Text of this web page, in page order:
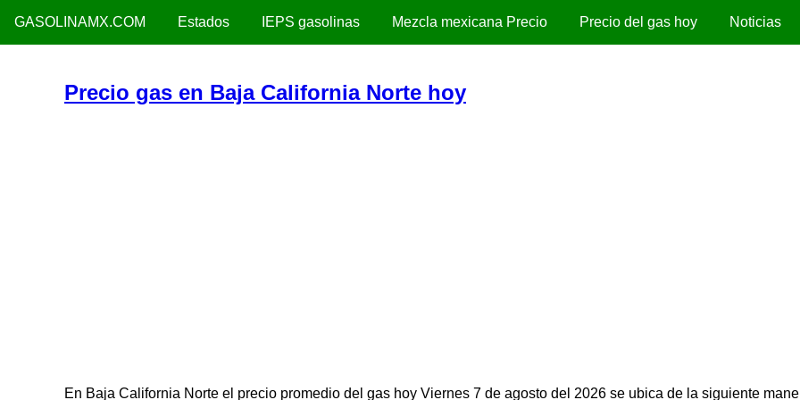
GASOLINAMX.COM Estados IEPS gasolinas Mezcla mexicana Precio Precio del gas hoy Noticias
Precio gas en Baja California Norte hoy
En Baja California Norte el precio promedio del gas hoy Viernes 7 de agosto del 2026 se ubica de la siguiente